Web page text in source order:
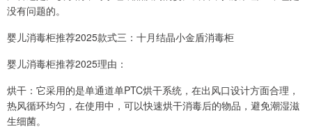
没有问题的。
婴儿消毒柜推荐2025款式三：十月结晶小金盾消毒柜
婴儿消毒柜推荐2025理由：
烘干：它采用的是单通道单PTC烘干系统，在出风口设计方面合理，
热风循环均匀，在使用中，可以快速烘干消毒后的物品，避免潮湿滋
生细菌。